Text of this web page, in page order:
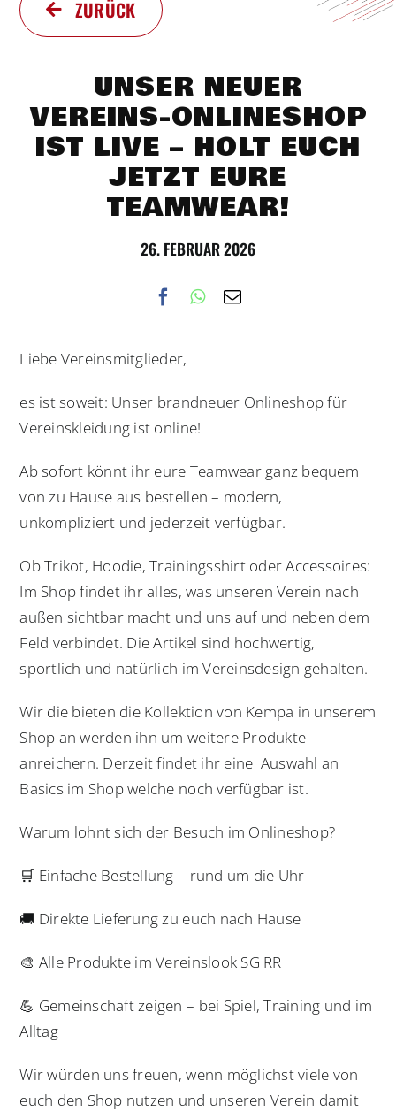
ZURÜCK
UNSER NEUER
VEREINS-ONLINESHOP
IST LIVE – HOLT EUCH
JETZT EURE
TEAMWEAR!
26. FEBRUAR 2026
Liebe Vereinsmitglieder,
es ist soweit: Unser brandneuer Onlineshop für
Vereinskleidung ist online!
Ab sofort könnt ihr eure Teamwear ganz bequem
von zu Hause aus bestellen – modern,
unkompliziert und jederzeit verfügbar.
Ob Trikot, Hoodie, Trainingsshirt oder Accessoires:
Im Shop findet ihr alles, was unseren Verein nach
außen sichtbar macht und uns auf und neben dem
Feld verbindet. Die Artikel sind hochwertig,
sportlich und natürlich im Vereinsdesign gehalten.
Wir die bieten die Kollektion von Kempa in unserem
Shop an werden ihn um weitere Produkte
anreichern. Derzeit findet ihr eine Auswahl an
Basics im Shop welche noch verfügbar ist.
Warum lohnt sich der Besuch im Onlineshop?
🛒 Einfache Bestellung – rund um die Uhr
🚚 Direkte Lieferung zu euch nach Hause
🎨 Alle Produkte im Vereinslook SG RR
💪 Gemeinschaft zeigen – bei Spiel, Training und im
Alltag
Wir würden uns freuen, wenn möglichst viele von
euch den Shop nutzen und unseren Verein damit